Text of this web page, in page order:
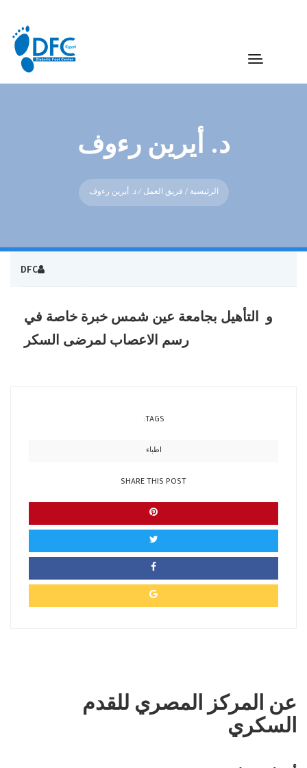
د. أيرين رءوف
الرئيسية / فريق العمل / د. أيرين رءوف
DFC
و التأهيل بجامعة عين شمس خبرة خاصة في
رسم الاعصاب لمرضى السكر
TAGS:
اطباء
SHARE THIS POST
عن المركز المصري للقدم
السكري